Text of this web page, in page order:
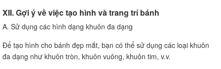
XII. Gợi ý về việc tạo hình và trang trí bánh
A. Sử dụng các hình dạng khuôn đa dạng
Để tạo hình cho bánh đẹp mắt, bạn có thể sử dụng các loại khuôn
đa dạng như khuôn tròn, khuôn vuông, khuôn tim, v.v.